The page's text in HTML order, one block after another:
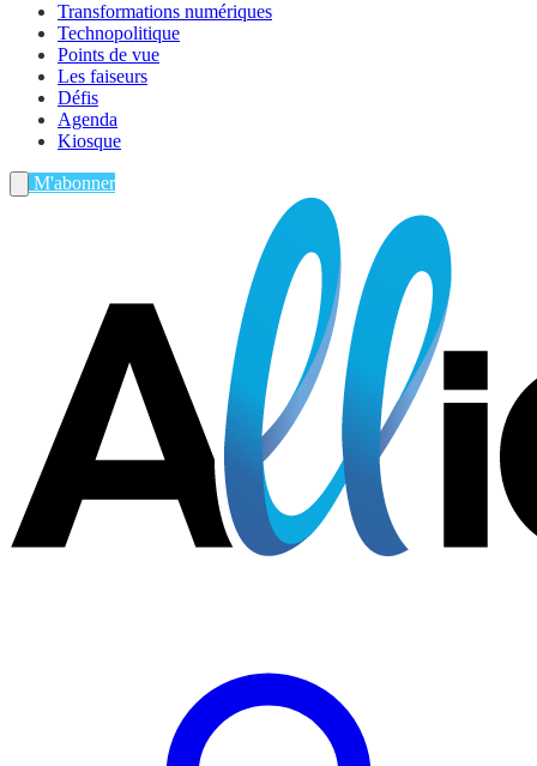
Transformations numériques
Technopolitique
Points de vue
Les faiseurs
Défis
Agenda
Kiosque
M'abonner